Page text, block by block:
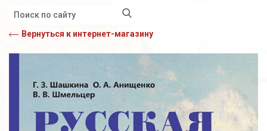
Вернуться к интернет-магазину